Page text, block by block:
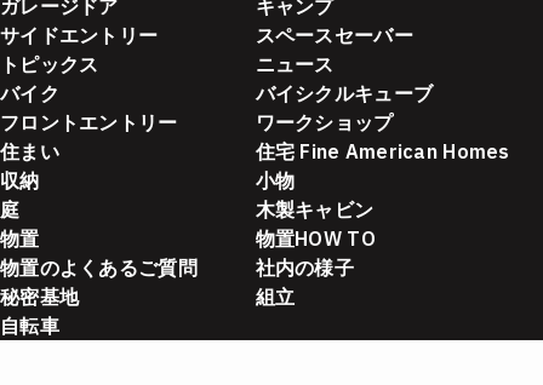
ガレージドア
キャンプ
サイドエントリー
スペースセーバー
トピックス
ニュース
バイク
バイシクルキューブ
フロントエントリー
ワークショップ
住まい
住宅 Fine American Homes
収納
小物
庭
木製キャビン
物置
物置HOW TO
物置のよくあるご質問
社内の様子
秘密基地
組立
自転車